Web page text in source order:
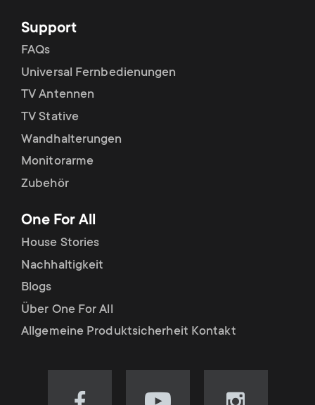
Support
FAQs
Universal Fernbedienungen
TV Antennen
TV Stative
Wandhalterungen
Monitorarme
Zubehör
One For All
House Stories
Nachhaltigkeit
Blogs
Über One For All
Allgemeine Produktsicherheit Kontakt